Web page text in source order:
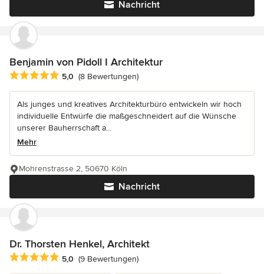
Nachricht
Benjamin von Pidoll I Architektur
Durchschnittliche Bewertung: 5 von 5 Sternen
5,0 (8 Bewertungen)
Als junges und kreatives Architekturbüro entwickeln wir hoch
individuelle Entwürfe die maßgeschneidert auf die Wünsche
unserer Bauherrschaft a...
Mehr
Nachricht
Mohrenstrasse 2, 50670 Köln
Dr. Thorsten Henkel, Architekt
Durchschnittliche Bewertung: 5 von 5 Sternen
5,0 (9 Bewertungen)